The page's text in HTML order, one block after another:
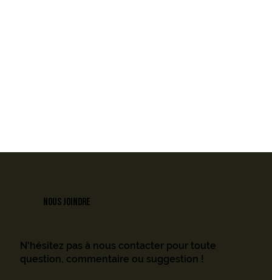
N'hésitez pas à nous contacter pour toute
question, commentaire ou suggestion !
NOUS JOINDRE